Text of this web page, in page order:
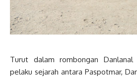
Turut dalam rombongan Danlanal
pelaku sejarah antara Paspotmar,